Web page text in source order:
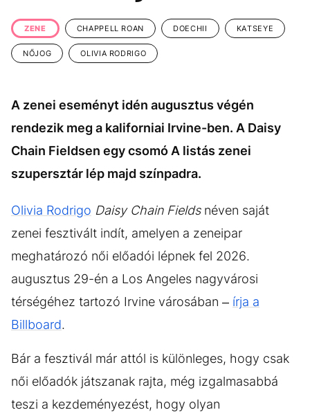
ÉLETMÓD DESIGN
BESZÉLGETÉSEK ARCOK
ZENE CHAPPELL ROAN DOECHII KATSEYE
NŐJOG OLIVIA RODRIGO
A zenei eseményt idén augusztus végén
rendezik meg a kaliforniai Irvine-ben. A Daisy
Chain Fieldsen egy csomó A listás zenei
szupersztár lép majd színpadra.
Olivia Rodrigo Daisy Chain Fieldsnéven saját
zenei fesztivált indít, amelyen a zeneipar
meghatározó női előadói lépnek fel 2026.
augusztus 29-én a Los Angeles nagyvárosi
térségéhez tartozó Irvine városában – írja a
Billboard.
Bár a fesztivál már attól is különleges, hogy csak
női előadók játszanak rajta, még izgalmasabbá
teszi a kezdeményezést, hogy olyan